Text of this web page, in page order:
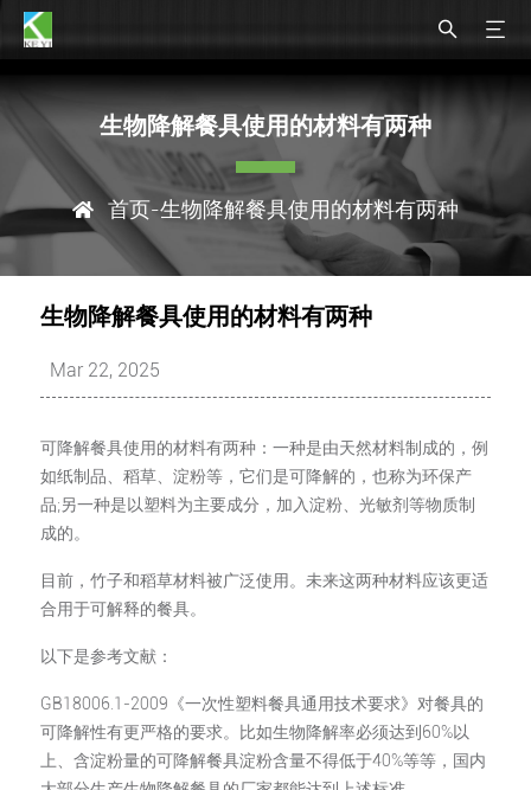
生物降解餐具使用的材料有两种
首页-生物降解餐具使用的材料有两种
生物降解餐具使用的材料有两种
Mar 22, 2025
可降解餐具使用的材料有两种：一种是由天然材料制成的，例
如纸制品、稻草、淀粉等，它们是可降解的，也称为环保产
品;另一种是以塑料为主要成分，加入淀粉、光敏剂等物质制
成的。
目前，竹子和稻草材料被广泛使用。未来这两种材料应该更适
合用于可解释的餐具。
以下是参考文献：
GB18006.1-2009《一次性塑料餐具通用技术要求》对餐具的
可降解性有更严格的要求。比如生物降解率必须达到60%以
上、含淀粉量的可降解餐具淀粉含量不得低于40%等等，国内